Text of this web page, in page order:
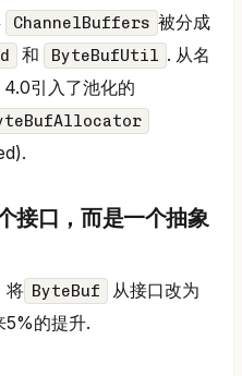
ChannelBuffers 被分成
和 ByteBufUtil . 从名
4.0引入了池化的
接口，而是一个抽象
将 ByteBuf
从接口改为
5%的提升.